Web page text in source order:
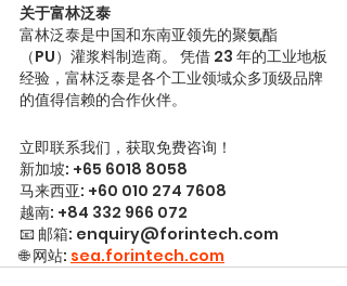
关于富林泛泰
富林泛泰是中国和东南亚领先的聚氨酯
（PU）灌浆料制造商。 凭借 23 年的工业地板
经验，富林泛泰是各个工业领域众多顶级品牌
的值得信赖的合作伙伴。
立即联系我们，获取免费咨询！
新加坡: +65 6018 8058
马来西亚: +60 010 274 7608
越南: +84 332 966 072
📧 邮箱: enquiry@forintech.com
🌐 网站: sea.forintech.com